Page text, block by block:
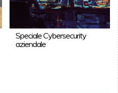
Speciale Cybersecurity
aziendale